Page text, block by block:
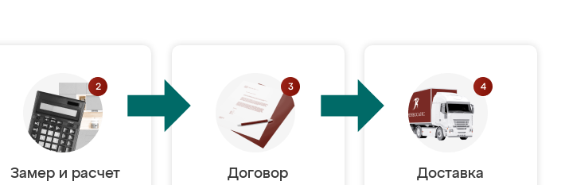
Замер и расчет
Договор
Доставка